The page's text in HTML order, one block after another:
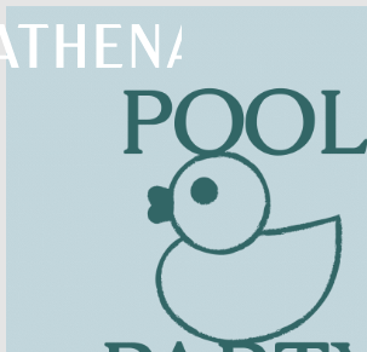
Naturisme
Community
Kalender